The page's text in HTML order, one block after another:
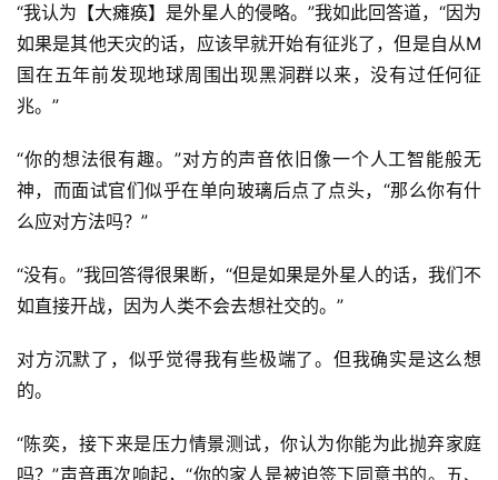
“我认为【大瘫痪】是外星人的侵略。”我如此回答道，“因为
如果是其他天灾的话，应该早就开始有征兆了，但是自从M
国在五年前发现地球周围出现黑洞群以来，没有过任何征
兆。”
“你的想法很有趣。”对方的声音依旧像一个人工智能般无
神，而面试官们似乎在单向玻璃后点了点头，“那么你有什
么应对方法吗？”
“没有。”我回答得很果断，“但是如果是外星人的话，我们不
如直接开战，因为人类不会去想社交的。”
对方沉默了，似乎觉得我有些极端了。但我确实是这么想
的。
“陈奕，接下来是压力情景测试，你认为你能为此抛弃家庭
吗？”声音再次响起，“你的家人是被迫签下同意书的。五、